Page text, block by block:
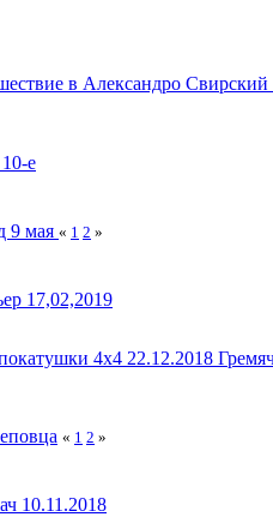
в Александро Свирский
е
9 мая « 1 2 »
17,02,2019
4х4 22.12.2018
« 1 2 »
10.11.2018